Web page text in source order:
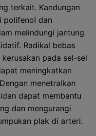
terkait. Kandungan
polifenol dan
melindungi jantung
Radikal bebas
pada sel-sel
meningkatkan
menetralkan
dapat membantu
dan mengurangi
plak di arteri.